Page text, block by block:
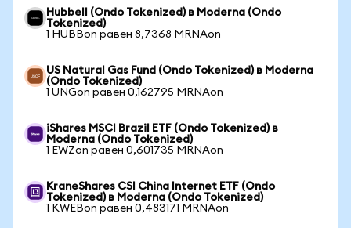
Hubbell (Ondo Tokenized) в Moderna (Ondo
Tokenized)
1 HUBBon равен 8,7368 MRNAon
US Natural Gas Fund (Ondo Tokenized) в Moderna
(Ondo Tokenized)
1 UNGon равен 0,162795 MRNAon
iShares MSCI Brazil ETF (Ondo Tokenized) в
Moderna (Ondo Tokenized)
1 EWZon равен 0,601735 MRNAon
KraneShares CSI China Internet ETF (Ondo
Tokenized) в Moderna (Ondo Tokenized)
1 KWEBon равен 0,483171 MRNAon